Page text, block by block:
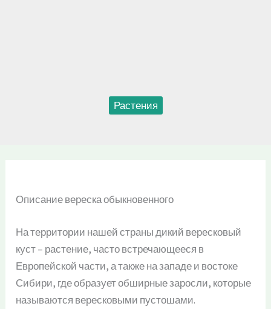
Растения
Описание вереска обыкновенного
На территории нашей страны дикий вересковый
куст – растение, часто встречающееся в
Европейской части, а также на западе и востоке
Сибири, где образует обширные заросли, которые
называются вересковыми пустошами.